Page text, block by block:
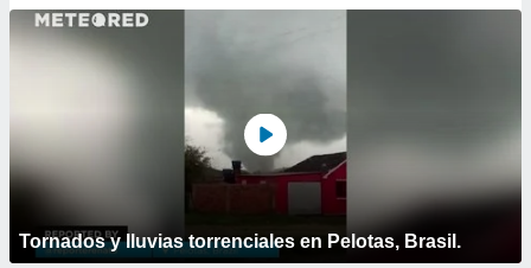
Tornados y lluvias torrenciales en Pelotas, Brasil.